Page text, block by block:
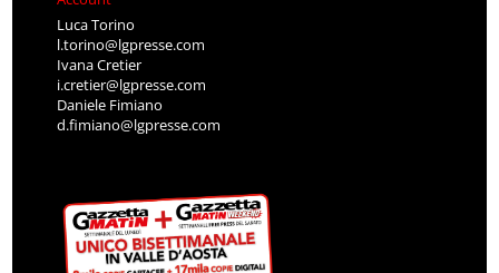
Luca Torino
l.torino@lgpresse.com
Ivana Cretier
i.cretier@lgpresse.com
Daniele Fimiano
d.fimiano@lgpresse.com